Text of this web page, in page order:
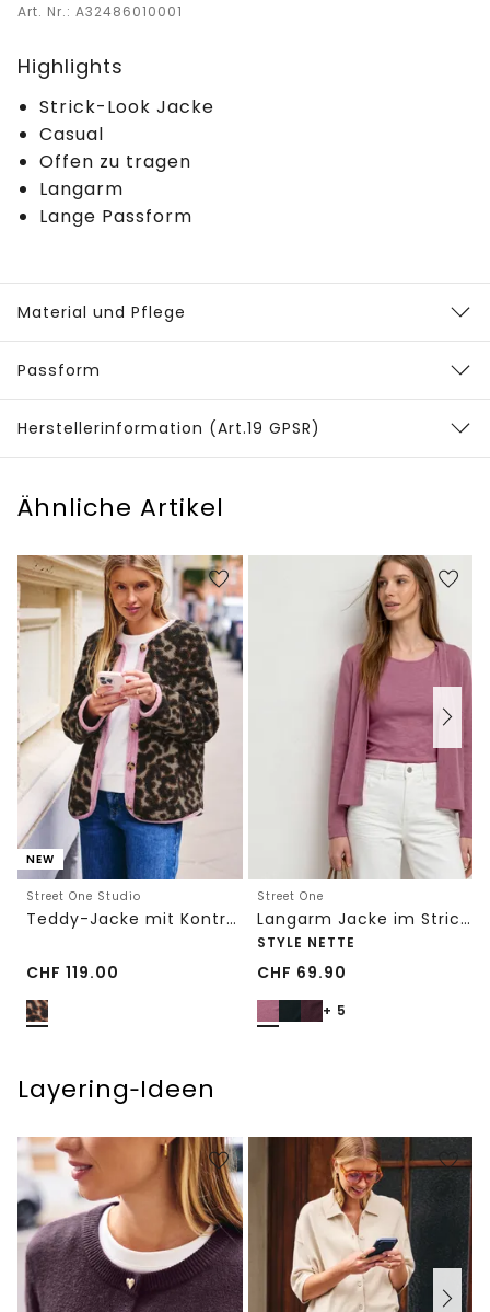
Art. Nr.: A32486010001
Highlights
Strick-Look Jacke
Casual
Offen zu tragen
Langarm
Lange Passform
Material und Pflege
Passform
Herstellerinformation (Art.19 GPSR)
Ähnliche Artikel
NEW
Street One Studio
Teddy-Jacke mit Kontrastdetail
CHF 119.00
Street One
Langarm Jacke im Strick-Look
STYLE NETTE
CHF 69.90
+ 5
Layering‑Ideen